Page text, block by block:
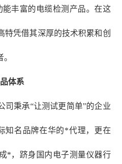
丰富的电缆检测产品。在这
特凭借其深厚的技术积累和创
体系
司秉承“让测试更简单”的企业
知名品牌在华的*代理，更在
*，跻身国内电子测量仪器行